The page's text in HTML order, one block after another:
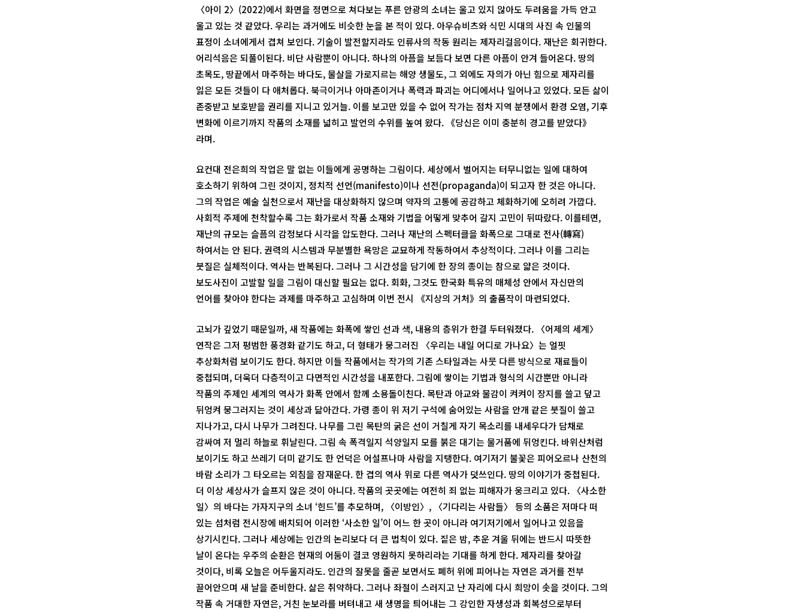
〈아이 2〉(2022)에서 화면을 정면으로 쳐다보는 푸른 안광의 소녀는 울고 있지 않아도 두려움을 가득 안고
울고 있는 것 같았다. 우리는 과거에도 비슷한 눈을 본 적이 있다. 아우슈비츠와 식민 시대의 사진 속 인물의
표정이 소녀에게서 겹쳐 보인다. 기술이 발전할지라도 인류사의 작동 원리는 제자리걸음이다. 재난은 회귀한다.
어리석음은 되풀이된다. 비단 사람뿐이 아니다. 하나의 아픔을 보듬다 보면 다른 아픔이 안겨 들어온다. 땅의
초목도, 땅끝에서 마주하는 바다도, 물살을 가로지르는 해양 생물도, 그 외에도 자의가 아닌 힘으로 제자리를
잃은 모든 것들이 다 애처롭다. 북극이거나 아마존이거나 폭력과 파괴는 어디에서나 일어나고 있었다. 모든 삶이
존중받고 보호받을 권리를 지니고 있거늘. 이를 보고만 있을 수 없어 작가는 점차 지역 분쟁에서 환경 오염, 기후
변화에 이르기까지 작품의 소재를 넓히고 발언의 수위를 높여 왔다. 《당신은 이미 충분히 경고를 받았다》
라며.
요컨대 전은희의 작업은 말 없는 이들에게 공명하는 그림이다. 세상에서 벌어지는 터무니없는 일에 대하여
호소하기 위하여 그린 것이지, 정치적 선언(manifesto)이나 선전(propaganda)이 되고자 한 것은 아니다.
그의 작업은 예술 실천으로서 재난을 대상화하지 않으며 약자의 고통에 공감하고 체화하기에 오히려 가깝다.
사회적 주제에 천착할수록 그는 화가로서 작품 소재와 기법을 어떻게 맞추어 갈지 고민이 뒤따랐다. 이를테면,
재난의 규모는 슬픔의 감정보다 시각을 압도한다. 그러나 재난의 스펙터클을 화폭으로 그대로 전사(轉寫)
하여서는 안 된다. 권력의 시스템과 무분별한 욕망은 교묘하게 작동하여서 추상적이다. 그러나 이를 그리는
붓질은 실체적이다. 역사는 반복된다. 그러나 그 시간성을 담기에 한 장의 종이는 참으로 얇은 것이다.
보도사진이 고발할 일을 그림이 대신할 필요는 없다. 회화, 그것도 한국화 특유의 매체성 안에서 자신만의
언어를 찾아야 한다는 과제를 마주하고 고심하며 이번 전시 《지상의 거처》의 출품작이 마련되었다.
고뇌가 깊었기 때문일까, 새 작품에는 화폭에 쌓인 선과 색, 내용의 층위가 한결 두터워졌다. 〈어제의 세계〉
연작은 그저 평범한 풍경화 같기도 하고, 더 형태가 뭉그러진 〈우리는 내일 어디로 가나요〉는 얼핏
추상화처럼 보이기도 한다. 하지만 이들 작품에서는 작가의 기존 스타일과는 사뭇 다른 방식으로 재료들이
중첩되며, 더욱더 다층적이고 다면적인 시간성을 내포한다. 그림에 쌓이는 기법과 형식의 시간뿐만 아니라
작품의 주제인 세계의 역사가 화폭 안에서 함께 소용돌이친다. 목탄과 아교와 물감이 켜켜이 장지를 쓸고 덮고
뒤엉켜 뭉그러지는 것이 세상과 닮아간다. 가령 종이 위 저기 구석에 숨어있는 사람을 안개 같은 붓질이 쓸고
지나가고, 다시 나무가 그려진다. 나무를 그린 목탄의 굵은 선이 거칠게 자기 목소리를 내세우다가 담채로
감싸여 저 멀리 하늘로 휘날린다. 그림 속 폭격일지 석양일지 모를 붉은 대기는 물거품에 뒤엉킨다. 바위산처럼
보이기도 하고 쓰레기 더미 같기도 한 언덕은 어설프나마 사람을 지탱한다. 여기저기 불꽃은 피어오르나 산천의
바람 소리가 그 타오르는 외침을 잠재운다. 한 겹의 역사 위로 다른 역사가 덧쓰인다. 땅의 이야기가 중첩된다.
더 이상 세상사가 슬프지 않은 것이 아니다. 작품의 곳곳에는 여전히 죄 없는 피해자가 웅크리고 있다. 〈사소한
일〉의 바다는 가자지구의 소녀 ‘힌드’를 추모하며, 〈이방인〉, 〈기다리는 사람들〉 등의 소품은 저마다 떠
있는 섬처럼 전시장에 배치되어 이러한 ‘사소한 일’이 어느 한 곳이 아니라 여기저기에서 일어나고 있음을
상기시킨다. 그러나 세상에는 인간의 논리보다 더 큰 법칙이 있다. 짙은 밤, 추운 겨울 뒤에는 반드시 따뜻한
날이 온다는 우주의 순환은 현재의 어둠이 결코 영원하지 못하리라는 기대를 하게 한다. 제자리를 찾아갈
것이다, 비록 오늘은 어두울지라도. 인간의 잘못을 줄곧 보면서도 폐허 위에 피어나는 자연은 과거를 전부
끌어안으며 새 날을 준비한다. 삶은 취약하다. 그러나 좌절이 스러지고 난 자리에 다시 희망이 솟을 것이다. 그의
작품 속 거대한 자연은, 거친 눈보라를 버텨내고 새 생명을 틔어내는 그 강인한 자생성과 회복성으로부터